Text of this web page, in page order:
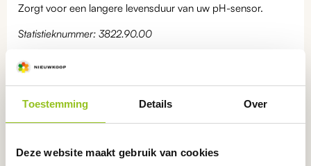
Toestemming Details Over
Deze website maakt gebruik van cookies
Zorgt voor een langere levensduur van uw pH-sensor.
Statistieknummer: 3822.90.00
Categorieën:
pH kalibratievloeistoffen Kalibratievloeistoffen